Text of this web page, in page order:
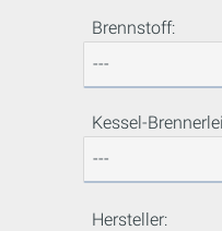
Brennstoff:
Kessel-
Hersteller: